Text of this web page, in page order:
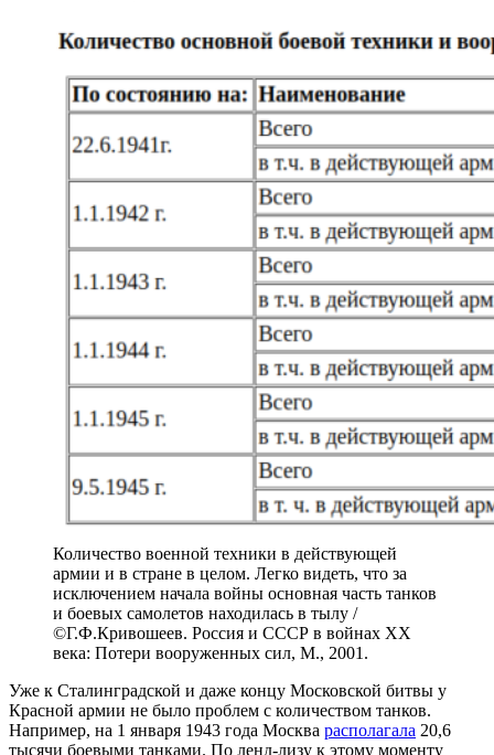
Количество военной техники в действующей
армии и в стране в целом. Легко видеть, что за
исключением начала войны основная часть танков
и боевых самолетов находилась в тылу /
©Г.Ф.Кривошеев. Россия и СССР в войнах XX
века: Потери вооруженных сил, М., 2001.
Уже к Сталинградской и даже концу Московской битвы у
Красной армии не было проблем с количеством танков.
Например, на 1 января 1943 года Москва располагала 20,6
тысячи боевыми танками. По ленд-лизу к этому моменту